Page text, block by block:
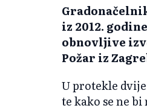
iz 2012.
obnovljive
Požar iz
U protekle
te kako se ne